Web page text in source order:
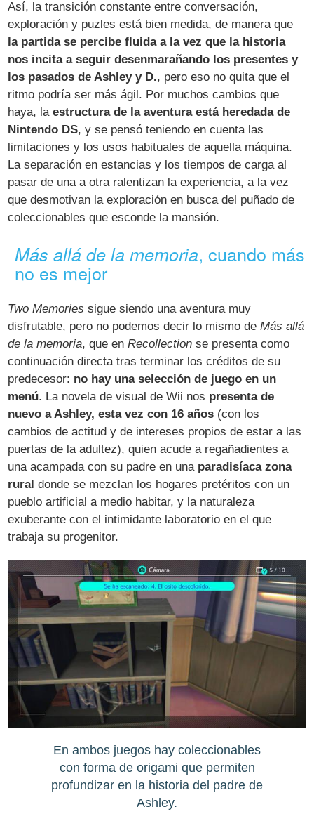
Así, la transición constante entre conversación,
exploración y puzles está bien medida, de manera que
la partida se percibe fluida a la vez que la historia
nos incita a seguir desenmarañando los presentes y
los pasados de Ashley y D., pero eso no quita que el
ritmo podría ser más ágil. Por muchos cambios que
haya, laestructura de la aventura está heredada de
Nintendo DS, y se pensó teniendo en cuenta las
limitaciones y los usos habituales de aquella máquina.
La separación en estancias y los tiempos de carga al
pasar de una a otra ralentizan la experiencia, a la vez
que desmotivan la exploración en busca del puñado de
coleccionables que esconde la mansión.
Más allá de la memoria, cuando más
no es mejor
Two Memories sigue siendo una aventura muy
disfrutable, pero no podemos decir lo mismo deMás allá
de la memoria, que enRecollection se presenta como
continuación directa tras terminar los créditos de su
predecesor: no hay una selección de juego en un
menú. La novela de visual de Wii nos presenta de
nuevo a Ashley, esta vez con 16 años (con los
cambios de actitud y de intereses propios de estar a las
puertas de la adultez), quien acude a regañadientes a
una acampada con su padre en una paradisíaca zona
rural donde se mezclan los hogares pretéritos con un
pueblo artificial a medio habitar, y la naturaleza
exuberante con el intimidante laboratorio en el que
trabaja su progenitor.
En ambos juegos hay coleccionables
con forma de origami que permiten
profundizar en la historia del padre de
Ashley.